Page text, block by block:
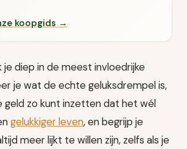
koopgids →
je diep in de meest invloedrijke
je wat de echte geluksdrempel is,
geld zo kunt inzetten dat het wél
gelukkiger leven, en begrijp je
meer lijkt te willen zijn, zelfs als je